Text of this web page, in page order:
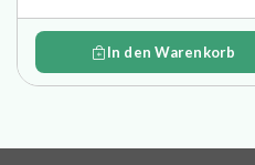
In den Warenkorb